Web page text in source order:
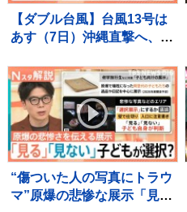
【ダブル台風】台風13号は
あす（7日）沖縄直撃へ、台
本～東日本に接近するおそ
れ【Nスタ解説】
“傷ついた人の写真にトラウ
マ”原爆の悲惨な展示「見